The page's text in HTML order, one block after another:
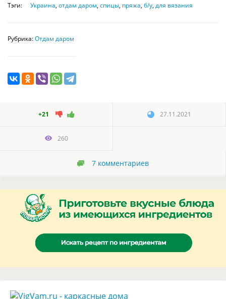
Тэги: Украина, отдам даром, спицы, пряжа, б/у, для вязания
Рубрика:Отдам даром
+21 27.11.2021
260
7 комментариев